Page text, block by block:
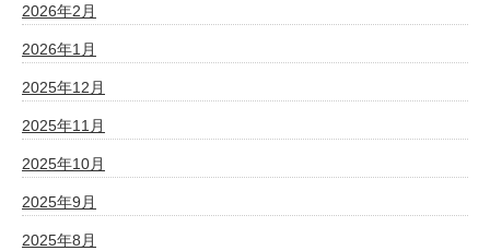
2026年2月
2026年1月
2025年12月
2025年11月
2025年10月
2025年9月
2025年8月